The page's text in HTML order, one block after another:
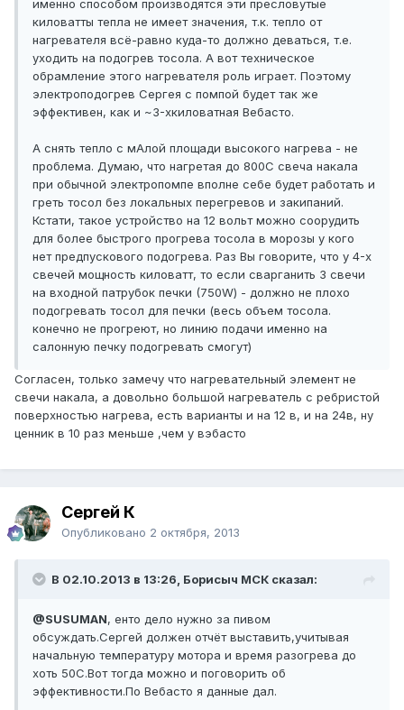
именно способом производятся эти пресловутые
киловатты тепла не имеет значения, т.к. тепло от
нагревателя всё-равно куда-то должно деваться, т.е.
уходить на подогрев тосола. А вот техническое
обрамление этого нагревателя роль играет. Поэтому
электроподогрев Сергея с помпой будет так же
эффективен, как и ~3-хкиловатная Вебасто.
А снять тепло с мАлой площади высокого нагрева - не
проблема. Думаю, что нагретая до 800С свеча накала
при обычной электропомпе вполне себе будет работать и
греть тосол без локальных перегревов и закипаний.
Кстати, такое устройство на 12 вольт можно соорудить
для более быстрого прогрева тосола в морозы у кого
нет предпускового подогрева. Раз Вы говорите, что у 4-х
свечей мощность киловатт, то если сварганить 3 свечи
на входной патрубок печки (750W) - должно не плохо
подогревать тосол для печки (весь объем тосола.
конечно не прогреют, но линию подачи именно на
салонную печку подогревать смогут)
Согласен, только замечу что нагревательный элемент не
свечи накала, а довольно большой нагреватель с ребристой
поверхностью нагрева, есть варианты и на 12 в, и на 24в, ну
ценник в 10 раз меньше ,чем у вэбасто
Сергей К
Опубликовано 2 октября, 2013
В 02.10.2013 в 13:26, Борисыч МСК сказал:
@SUSUMAN, енто дело нужно за пивом
обсуждать.Сергей должен отчёт выставить,учитывая
начальную температуру мотора и время разогрева до
хоть 50С.Вот тогда можно и поговорить об
эффективности.По Вебасто я данные дал.